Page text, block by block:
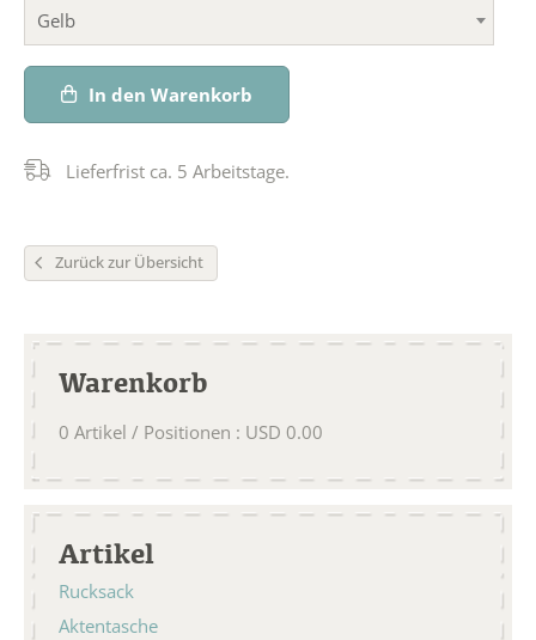
Gelb
In den Warenkorb
Lieferfrist ca. 5 Arbeitstage.
Zurück zur Übersicht
Warenkorb
0 Artikel / Positionen : USD 0.00
Artikel
Rucksack
Aktentasche